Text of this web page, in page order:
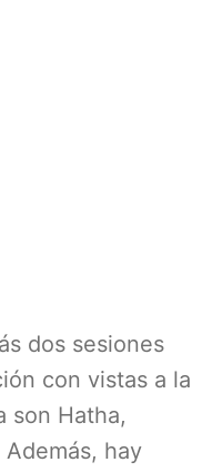
dos sesiones
con vistas a la
son Hatha,
hay